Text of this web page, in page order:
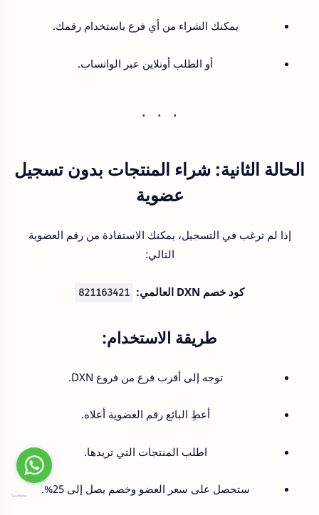
يمكنك الشراء من أي فرع باستخدام رقمك.
أو الطلب أونلاين عبر الواتساب.
الحالة الثانية: شراء المنتجات بدون تسجيل
عضوية
إذا لم ترغب في التسجيل، يمكنك الاستفادة من رقم العضوية
التالي:
كود خصم DXN العالمي: 821163421
طريقة الاستخدام:
توجه إلى أقرب فرع من فروع DXN.
أعطِ البائع رقم العضوية أعلاه.
اطلب المنتجات التي تريدها.
ستحصل على سعر العضو وخصم يصل إلى 25%.